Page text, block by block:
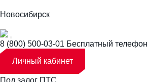
Новосибирск
8 (800) 500-03-01 Бесплатный
Личный кабинет
Под залог ПТС